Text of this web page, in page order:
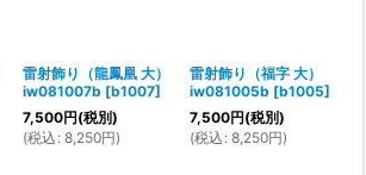
雷射飾り（龍鳳凰 大）
iw081007b [b1007]
7,500円(税別)
(税込 : 8,250円)
雷射飾り（福字 大）
iw081005b [b1005]
7,500円(税別)
(税込 : 8,250円)